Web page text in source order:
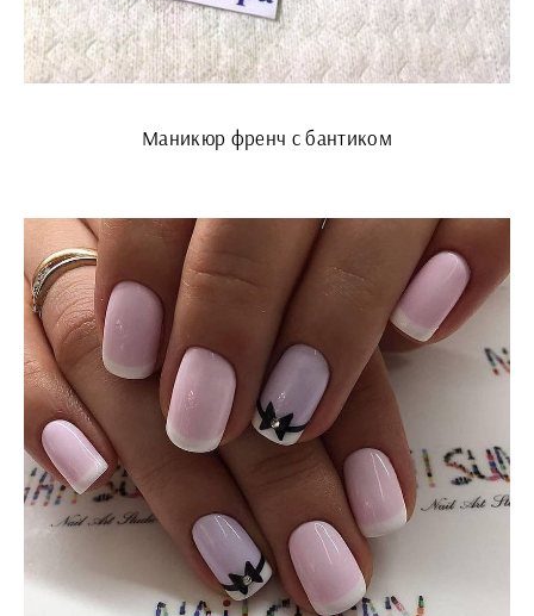
Маникюр френч с бантиком